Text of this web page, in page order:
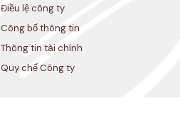
Điều lệ công ty
Công bố thông tin
Thông tin tài chính
Quy chế Công ty